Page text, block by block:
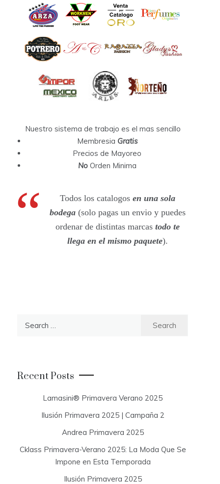
Nuestro sistema de trabajo es el mas sencillo
Membresia Gratis
Precios de Mayoreo
NoOrden Minima
Todos los catalogos en una sola
bodega (solo pagas un envio y puedes
ordenar de distintas marcastodo te
llega en el mismo paquete).
r
:
Recent Posts
Lamasini® Primavera Verano 2025
Ilusión Primavera 2025 | Campaña 2
Andrea Primavera 2025
Cklass Primavera-Verano 2025: La Moda Que Se
Impone en Esta Temporada
Ilusión Primavera 2025